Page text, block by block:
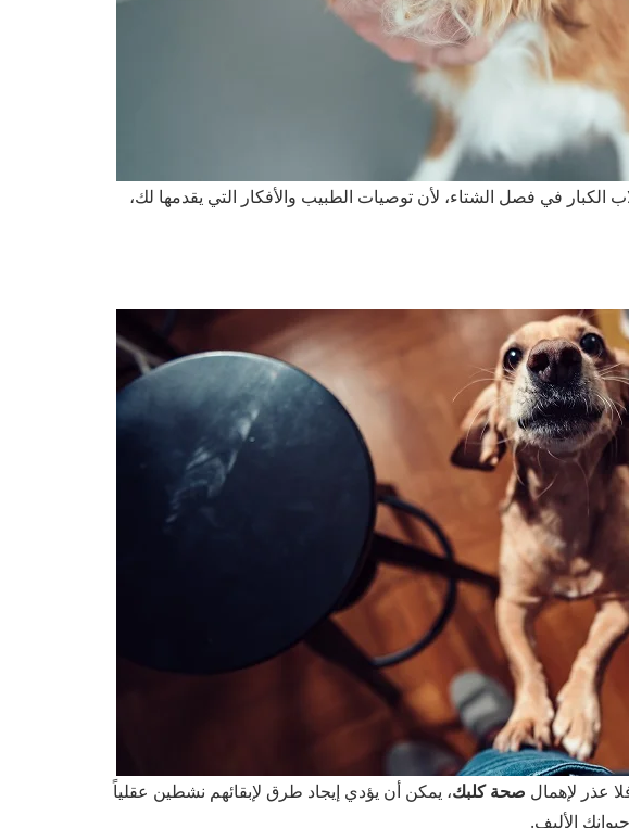
الكبار في فصل الشتاء، لأن توصيات الطبيب والأفكار التي يقدمها لك،
عذر لإهمال صحة كلبك، يمكن أن يؤدي إيجاد طرق لإبقائهم نشطين عقلياً
الأليف.